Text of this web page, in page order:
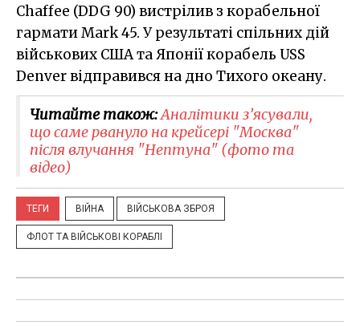
Chaffee (DDG 90) вистрілив з корабельної
гармати Mark 45. У результаті спільних дій
військових США та Японії корабель USS
Denver відправився на дно Тихого океану.
Читайте також:Аналітики з’ясували,
що саме рвануло на крейсері "Москва"
після влучання "Нептуна" (фото та
відео)
ТЕГИ ВІЙНА ВІЙСЬКОВА ЗБРОЯ
ФЛОТ ТА ВІЙСЬКОВІ КОРАБЛІ